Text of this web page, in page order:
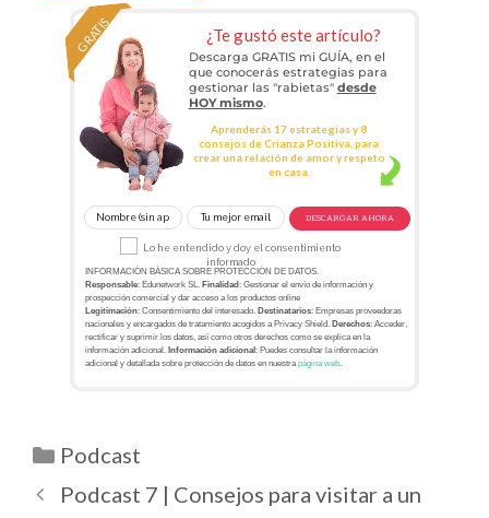
¿Te gustó este artículo?
GRATIS
Descarga GRATIS mi GUÍA, en el
que conocerás estrategias para
gestionar las "rabietas" desde
HOY mismo.
Aprenderás 17 estrategias y 8
consejos de Crianza Positiva, para
crear una relación de amor y respeto
en casa.
INFORMACIÓN BÁSICA SOBRE PROTECCIÓN DE DATOS.
Responsable: Edunetwork SL. Finalidad: Gestionar el envío de información y
prospección comercial y dar acceso a los productos online
Legitimación: Consentimiento del interesado. Destinatarios: Empresas proveedoras
nacionales y encargados de tratamiento acogidos a Privacy Shield. Derechos: Acceder,
rectificar y suprimir los datos, así como otros derechos como se explica en la
información adicional. Información adicional: Puedes consultar la información
adicional y detallada sobre protección de datos en nuestra página web
Lo he entendido y doy el consentimiento
informado
DESCARGAR AHORA
Podcast
Podcast 7 | Consejos para visitar a un